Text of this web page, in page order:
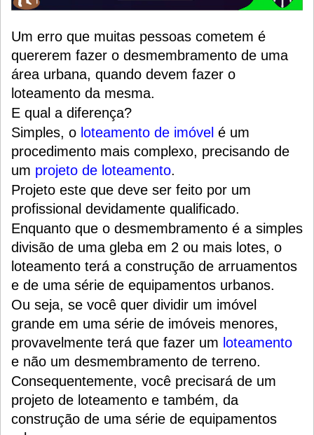
Um erro que muitas pessoas cometem é
quererem fazer o desmembramento de uma
área urbana, quando devem fazer o
loteamento da mesma.
E qual a diferença?
Simples, o loteamento de imóvel é um
procedimento mais complexo, precisando de
um projeto de loteamento.
Projeto este que deve ser feito por um
profissional devidamente qualificado.
Enquanto que o desmembramento é a simples
divisão de uma gleba em 2 ou mais lotes, o
loteamento terá a construção de arruamentos
e de uma série de equipamentos urbanos.
Ou seja, se você quer dividir um imóvel
grande em uma série de imóveis menores,
provavelmente terá que fazer um loteamento
e não um desmembramento de terreno.
Consequentemente, você precisará de um
projeto de loteamento e também, da
construção de uma série de equipamentos